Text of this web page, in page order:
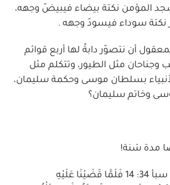
المؤمن نكتة بيضاء فيبيضّ وجهه،
نكتة سوداء فيسودّ وجهه .
أن نتصوّر دابةً لها أربع قوائم
وجناحان مثل الطيور، وتتكلم مثل
بسلطان موسى وحكمة سليمان،
وخاتم سليمان؟
س 189: جاء في سورة سبأ 34: 14 فَلَمَّا قَضَيْنَا عَلَيْهِ